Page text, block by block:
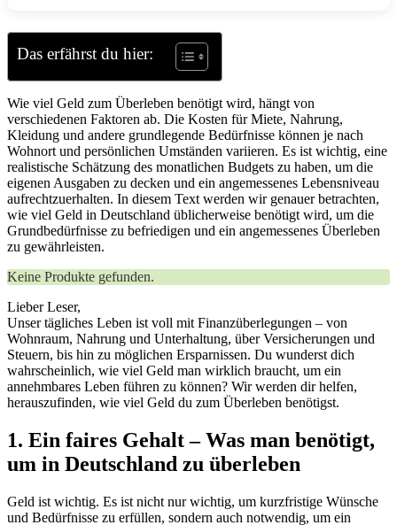
Das erfährst du hier:
Wie viel Geld zum Überleben benötigt wird, hängt von
verschiedenen Faktoren ab. Die Kosten für Miete, Nahrung,
Kleidung und andere grundlegende Bedürfnisse können je nach
Wohnort und persönlichen Umständen variieren. Es ist wichtig, eine
realistische Schätzung des monatlichen Budgets zu haben, um die
eigenen Ausgaben zu decken und ein angemessenes Lebensniveau
aufrechtzuerhalten. In diesem Text werden wir genauer betrachten,
wie viel Geld in Deutschland üblicherweise benötigt wird, um die
Grundbedürfnisse zu befriedigen und ein angemessenes Überleben
zu gewährleisten.
Keine Produkte gefunden.
Lieber Leser,
Unser tägliches Leben ist voll mit Finanzüberlegungen – von
Wohnraum, Nahrung und Unterhaltung, über Versicherungen und
Steuern, bis hin zu möglichen Ersparnissen. Du wunderst dich
wahrscheinlich, wie viel Geld man wirklich braucht, um ein
annehmbares Leben führen zu können? Wir werden dir helfen,
herauszufinden, wie viel Geld du zum Überleben benötigst.
1. Ein faires Gehalt – Was man benötigt,
um in Deutschland zu überleben
Geld ist wichtig. Es ist nicht nur wichtig, um kurzfristige Wünsche
und Bedürfnisse zu erfüllen, sondern auch notwendig, um ein